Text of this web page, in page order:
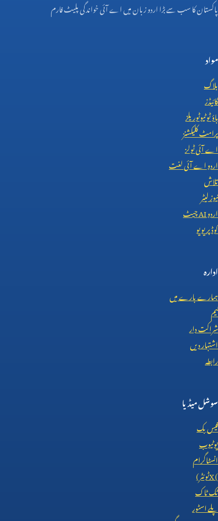
پاکستان کا سب سے بڑا اردو زبان میں اے آئی خواندگی پلیٹ فارم
مواد
بلاگ
گائیڈز
ہاؤ ٹو ٹیوٹوریلز
پرامٹ کلیکشنز
اے آئی ٹولز
اردو اے آئی لغت
تلاش
نیوز لیٹر
اردوAIچیٹ
کوڈ پریویو
ادارہ
ہمارے بارے میں
ٹیم
شراکت دار
اشتہار دیں
رابطہ
سوشل میڈیا
فیس بک
یوٹیوب
انسٹاگرام
X (ٹوئٹر)
ٹک ٹاک
پلے اسٹور